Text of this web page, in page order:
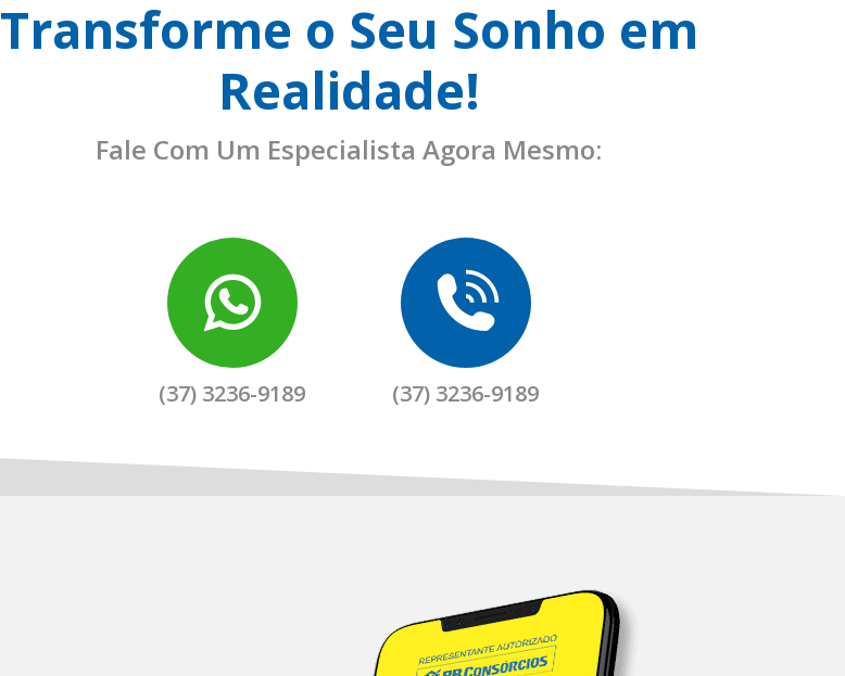
Transforme o Seu Sonho em
Realidade!
Fale Com Um Especialista Agora Mesmo:
(37) 3236-9189 (37) 3236-9189